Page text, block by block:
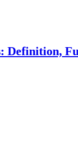
Definition,